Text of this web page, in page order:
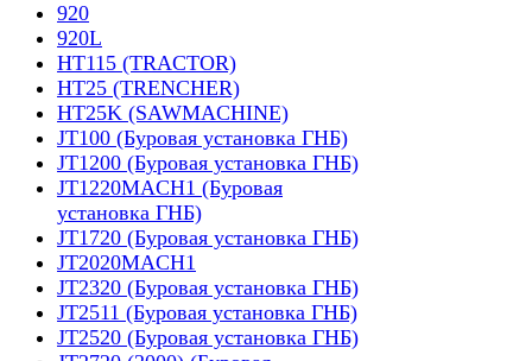
920
920L
HT115 (TRACTOR)
HT25 (TRENCHER)
HT25K (SAWMACHINE)
JT100 (Буровая установка ГНБ)
JT1200 (Буровая установка ГНБ)
JT1220MACH1 (Буровая
установка ГНБ)
JT1720 (Буровая установка ГНБ)
JT2020MACH1
JT2320 (Буровая установка ГНБ)
JT2511 (Буровая установка ГНБ)
JT2520 (Буровая установка ГНБ)